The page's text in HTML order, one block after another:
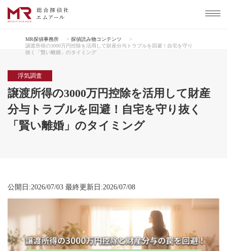
MR探偵事務所 > 探偵読み物コンテンツ
>
譲渡所得の3000万円控除を活用して財産分与トラブルを回避！自宅を守り
抜く「賢い離婚」のタイミング
浮気調査
譲渡所得の3000万円控除を活用して財産
分与トラブルを回避！自宅を守り抜く
「賢い離婚」のタイミング
公開日:2026/07/03 最終更新日:2026/07/08